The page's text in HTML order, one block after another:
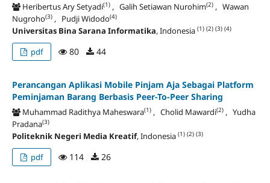
Heribertus Ary Setyadi(1), Galih Setiawan Nurohim(2), Wawan
Nugroho(3), Pudji Widodo(4)
Universitas Bina Sarana Informatika, Indonesia (1) (2) (3) (4)
pdf 80 44
Perancangan Aplikasi Mobile Pinjam Aja Sebagai Platform
Peminjaman Barang Berbasis Peer-To-Peer Sharing
Muhammad Radithya Maheswara(1), Cholid Mawardi(2), Yudha
Pradana(3)
Politeknik Negeri Media Kreatif, Indonesia (1) (2) (3)
pdf 114 26